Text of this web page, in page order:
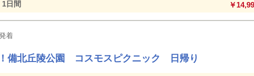
1日間 ￥
着
！備北丘陵公園 コスモスピクニック 日帰り